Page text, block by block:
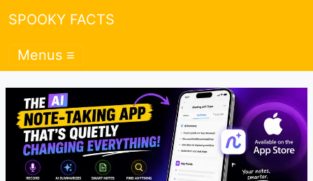
SPOOKY FACTS
Menus ≡